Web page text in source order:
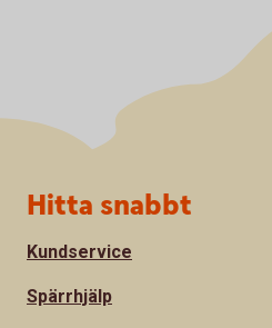
Sidfot
Hitta snabbt
Kundservice
Spärrhjälp